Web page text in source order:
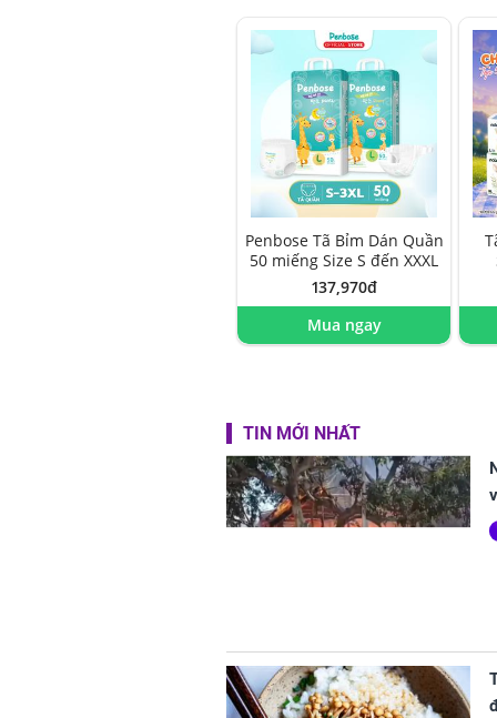
Penbose Tã Bỉm Dán Quần
50 miếng Size S đến XXXL
137,970đ
Mua ngay
TIN MỚI NHẤT